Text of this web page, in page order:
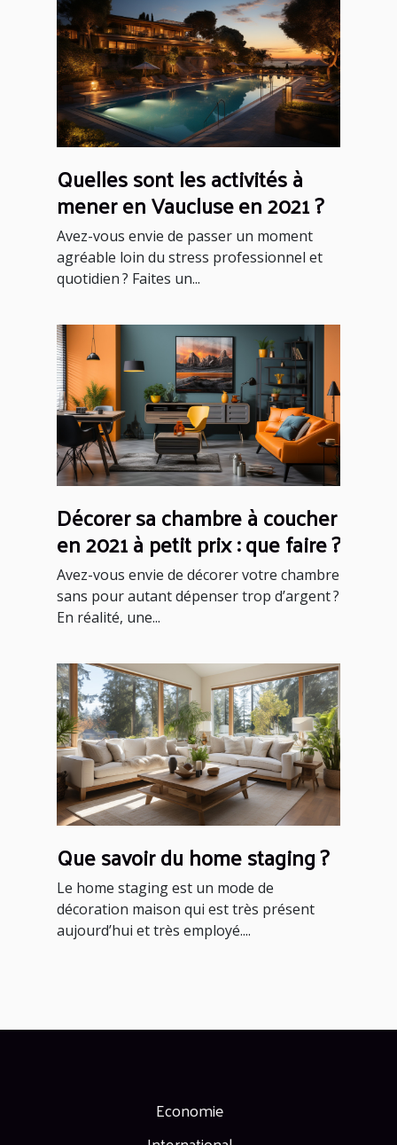
Quelles sont les activités à
mener en Vaucluse en 2021 ?
Avez-vous envie de passer un moment
agréable loin du stress professionnel et
quotidien ? Faites un...
Décorer sa chambre à coucher
en 2021 à petit prix : que faire ?
Avez-vous envie de décorer votre chambre
sans pour autant dépenser trop d’argent ?
En réalité, une...
Que savoir du home staging ?
Le home staging est un mode de
décoration maison qui est très présent
aujourd’hui et très employé....
Economie